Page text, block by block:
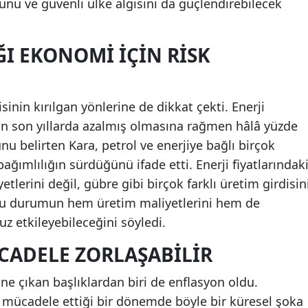
ve güvenli ülke algısını da güçlendirebilecek
EKONOMI İÇIN RISK
kırılgan yönlerine de dikkat çekti. Enerji
son yıllarda azalmış olmasına rağmen hâlâ yüzde
belirten Kara, petrol ve enerjiye bağlı birçok
sürdüğünü ifade etti. Enerji fiyatlarındaki
değil, gübre gibi birçok farklı üretim
durumun hem üretim maliyetlerini hem de
etkileyebileceğini söyledi.
ZORLAŞABILIR
çıkan başlıklardan biri de enflasyon oldu.
mücadele ettiği bir dönemde böyle bir küresel şoka